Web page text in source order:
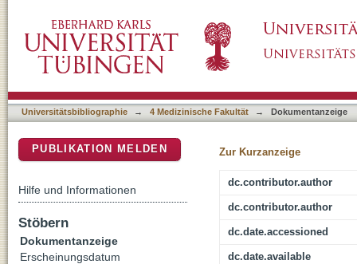
Universitätsbibliographie → 4 Medizinische Fakultät → Dokumentanzeige
Zur Kurzanzeige
dc.contributor.author
dc.contributor.author
dc.date.accessioned
dc.date.available
PUBLIKATION MELDEN
Hilfe und Informationen
Stöbern
Dokumentanzeige
Erscheinungsdatum